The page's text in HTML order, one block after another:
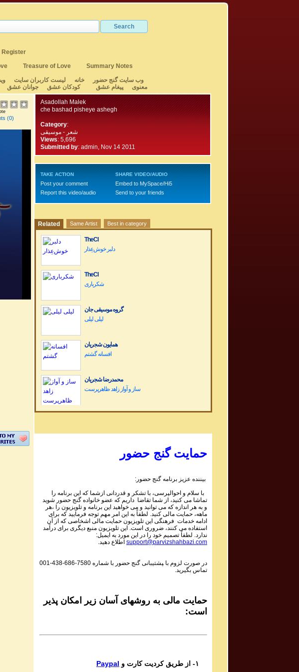
Register
Treasure of Love
Summary Notes
وب سایت گنج حضور
خانه لیست کاربران سایت
معنوی
پیغام عشق کودکان عشق جوانان عشق
(0)
Asadollah Malek
che bashad pisheye ashegh
Category:
شعر - موسیقی
Views: 5,696
Submitted by: admin, Nov 14 2011
TAKE ACTION
Post your comment
Report this video/audio
SHARE VIDEO/AUDIO
Embed to MySpace/Hi5
Send to your friends
Related Same Artist Best in category
TheCI
دلبر خوش‌عِذار
TheCI
شکرباری
گروه موسیقی جان
لیلی لیلی
همایون شجریان
افسانه گشتم
محمدرضا شجریان
Dariush Band Concert کنسرت گروه داریوش
Sadiq Tarif صدیق تعریف
Shaneh Bar Zolf
Mohsen Daie Nabi محسن دايی نبی
Mastaneh Sho
Dar in Raghs o Dar In Hayo hooy
Baagh e Nazar
Bigharar
Del Ava Ensemble گروه دل آوا
Reng
حمایت گنج حضور
بیننده عزیز برنامه گنج حضور:
با سلام و احوالپرسی، با تشکر و قدردانی ازشما که این برنامه را
تماشا می کنید، از شما تقاضا داریم که عضو خانواده گنج حضور شوید
و به هر اندازه که می توانید و می خواهید این برنامه و تلویزیون را ،هر
ماهه، حمایت مالی کنید. لطفاً به این امر مهم توجه فرمایید که برای
ادامه خدمات فرهنگی این تلویزیون حمایت مالی اشخاصی که از آن
استفاده می کنند، ضروری است. این تلویزیون منبع دیگری برای درآمد
ندارد. لطفاً تصمیم خود را در این مورد به ایمیل:
support@parvizshahbazi.com اطلاع دهید.
در صورت لزوم با ‍پشتیبانی گنج حضور با شماره 001-438-686-7580
تماس بگیرید.
حمایت مالی به روشهای آسان زیر امکان پذیر
است:
Paypal